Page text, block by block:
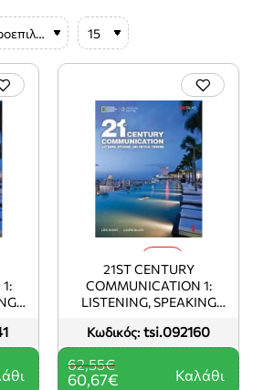
Κωδικός: tsi.092160
21ST CENTURY
COMMUNICATION 1:
LISTENING, SPEAKING
SB (+ ONLINE WB)
60,67€
62,55€
Καλάθι